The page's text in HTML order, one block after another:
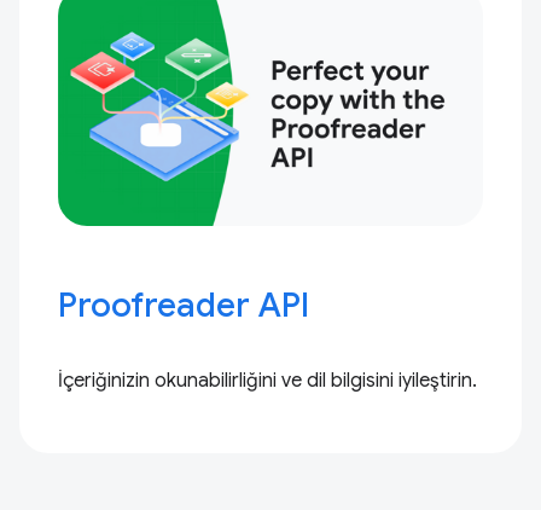
Proofreader API
İçeriğinizin okunabilirliğini ve dil bilgisini iyileştirin.